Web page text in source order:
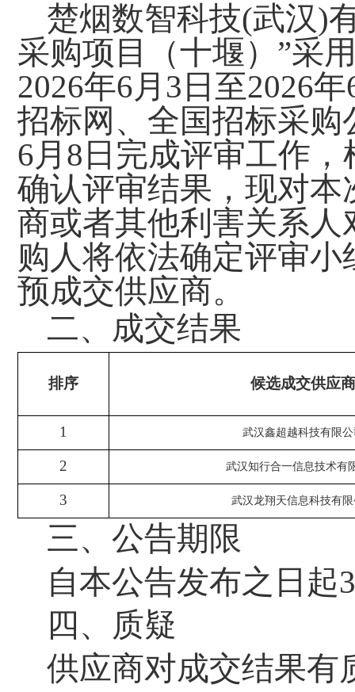
楚烟数智科技(武汉)
采购项目（十堰）”采
2026年6月3日至2026
招标网、全国招标采
6月8日完成评审工作
确认评审结果，现对
商或者其他利害关系
购人将依法确定评审
预成交供应商。
二、 成交结果
排序 候选成交供应商
1 武汉鑫超越科技有限公
2 武汉知行合一信息技术有
3 武汉龙翔天信息科技有
三、 公告期限
自本公告发布之日起
四 、 质疑
供应商对成交结果有